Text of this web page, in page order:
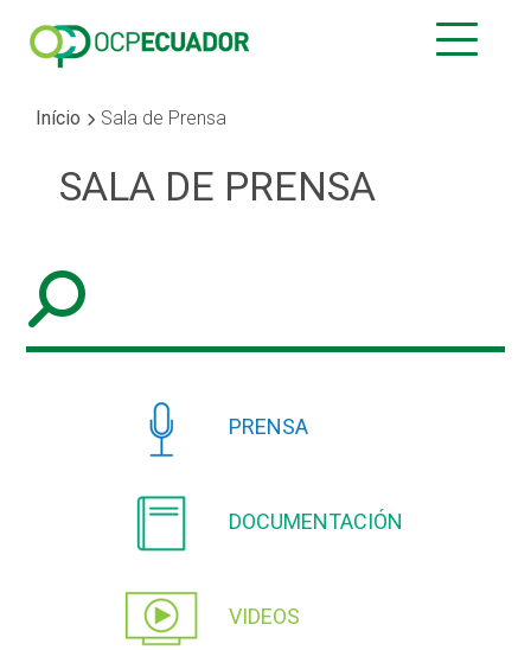
Início Sala de Prensa
SALA DE PRENSA
PRENSA
DOCUMENTACIÓN
VIDEOS